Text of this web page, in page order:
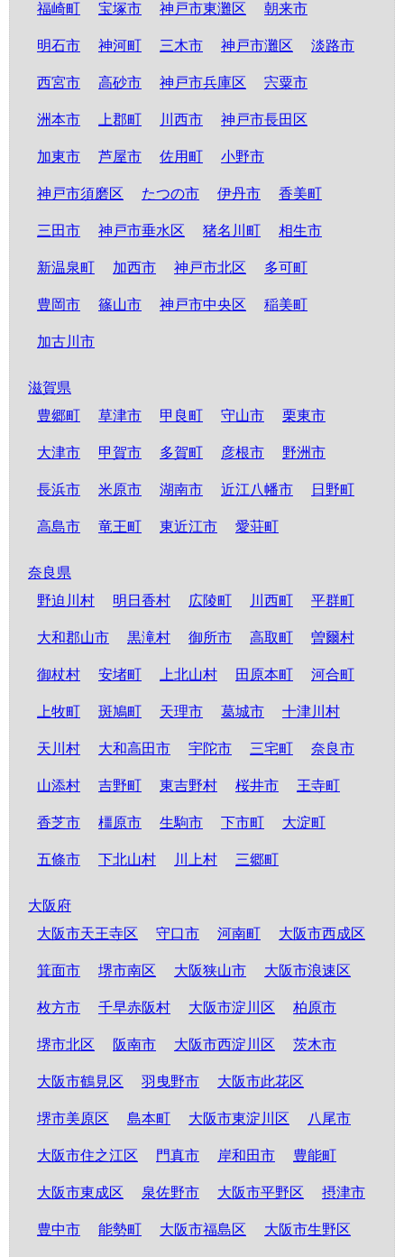
福崎町 宝塚市 神戸市東灘区 朝来市
明石市 神河町 三木市 神戸市灘区 淡路市
西宮市 高砂市 神戸市兵庫区 宍粟市
洲本市 上郡町 川西市 神戸市長田区
加東市 芦屋市 佐用町 小野市
神戸市須磨区 たつの市 伊丹市 香美町
三田市 神戸市垂水区 猪名川町 相生市
新温泉町 加西市 神戸市北区 多可町
豊岡市 篠山市 神戸市中央区 稲美町
加古川市
滋賀県
豊郷町
草津市 甲良町 守山市 栗東市
大津市 甲賀市 多賀町 彦根市 野洲市
長浜市 米原市 湖南市 近江八幡市 日野町
高島市 竜王町 東近江市 愛荘町
奈良県
野迫川村
明日香村 広陵町 川西町 平群町
大和郡山市 黒滝村 御所市 高取町 曽爾村
御杖村 安堵町 上北山村 田原本町 河合町
上牧町 斑鳩町 天理市 葛城市 十津川村
天川村 大和高田市 宇陀市 三宅町 奈良市
山添村 吉野町 東吉野村 桜井市 王寺町
香芝市 橿原市 生駒市 下市町 大淀町
五條市 下北山村 川上村 三郷町
大阪府
大阪市天王寺区
守口市 河南町 大阪市西成区
箕面市 堺市南区 大阪狭山市 大阪市浪速区
枚方市 千早赤阪村 大阪市淀川区 柏原市
堺市北区 阪南市 大阪市西淀川区 茨木市
大阪市鶴見区 羽曳野市 大阪市此花区
堺市美原区 島本町 大阪市東淀川区 八尾市
大阪市住之江区 門真市 岸和田市 豊能町
大阪市東成区 泉佐野市 大阪市平野区 摂津市
豊中市 能勢町 大阪市福島区 大阪市生野区